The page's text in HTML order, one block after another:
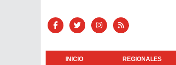
INICIO REGIONALES